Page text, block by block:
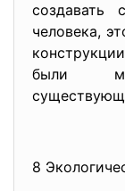
создавать
человека,
были
8